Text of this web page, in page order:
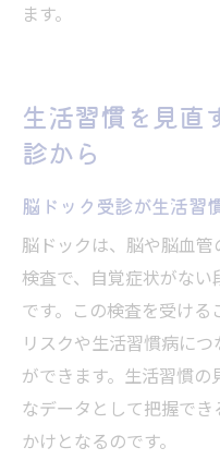
ます。
生活習慣を見直
診から
脳ドック受診が生活習
脳ドックは、脳や脳血
検査で、自覚症状がな
です。この検査を受け
リスクや生活習慣病に
ができます。生活習慣
なデータとして把握で
かけとなるのです。